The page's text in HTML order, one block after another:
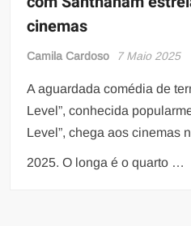
cinemas
Camila Cardoso 7 Maio 2025
A aguardada comédia de
Level”, conhecida
Level”, chega aos cinemas
2025. O longa é o quarto …